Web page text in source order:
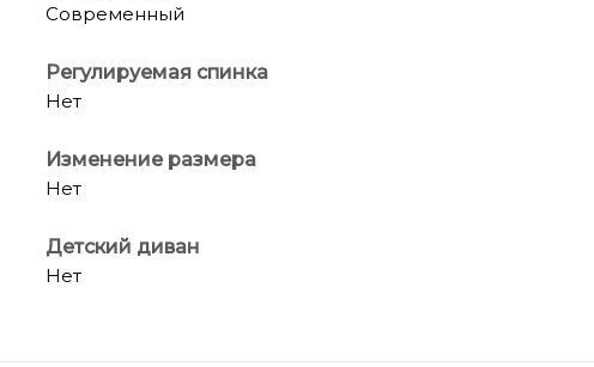
Современный
Регулируемая спинка
Нет
Изменение размера
Нет
Детский диван
Нет